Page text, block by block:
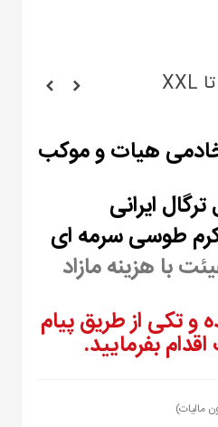
هیات و موکب
ایرانی
طوسی سرمه ای
با هزینه مازاد
تکی از طریق پیام
بفرمایید.
مالیات)